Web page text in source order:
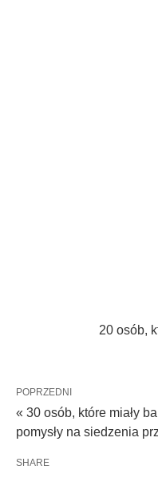
20 osób,
POPRZEDNI
« 30 osób, które miały
pomysły na siedzenia
SHARE